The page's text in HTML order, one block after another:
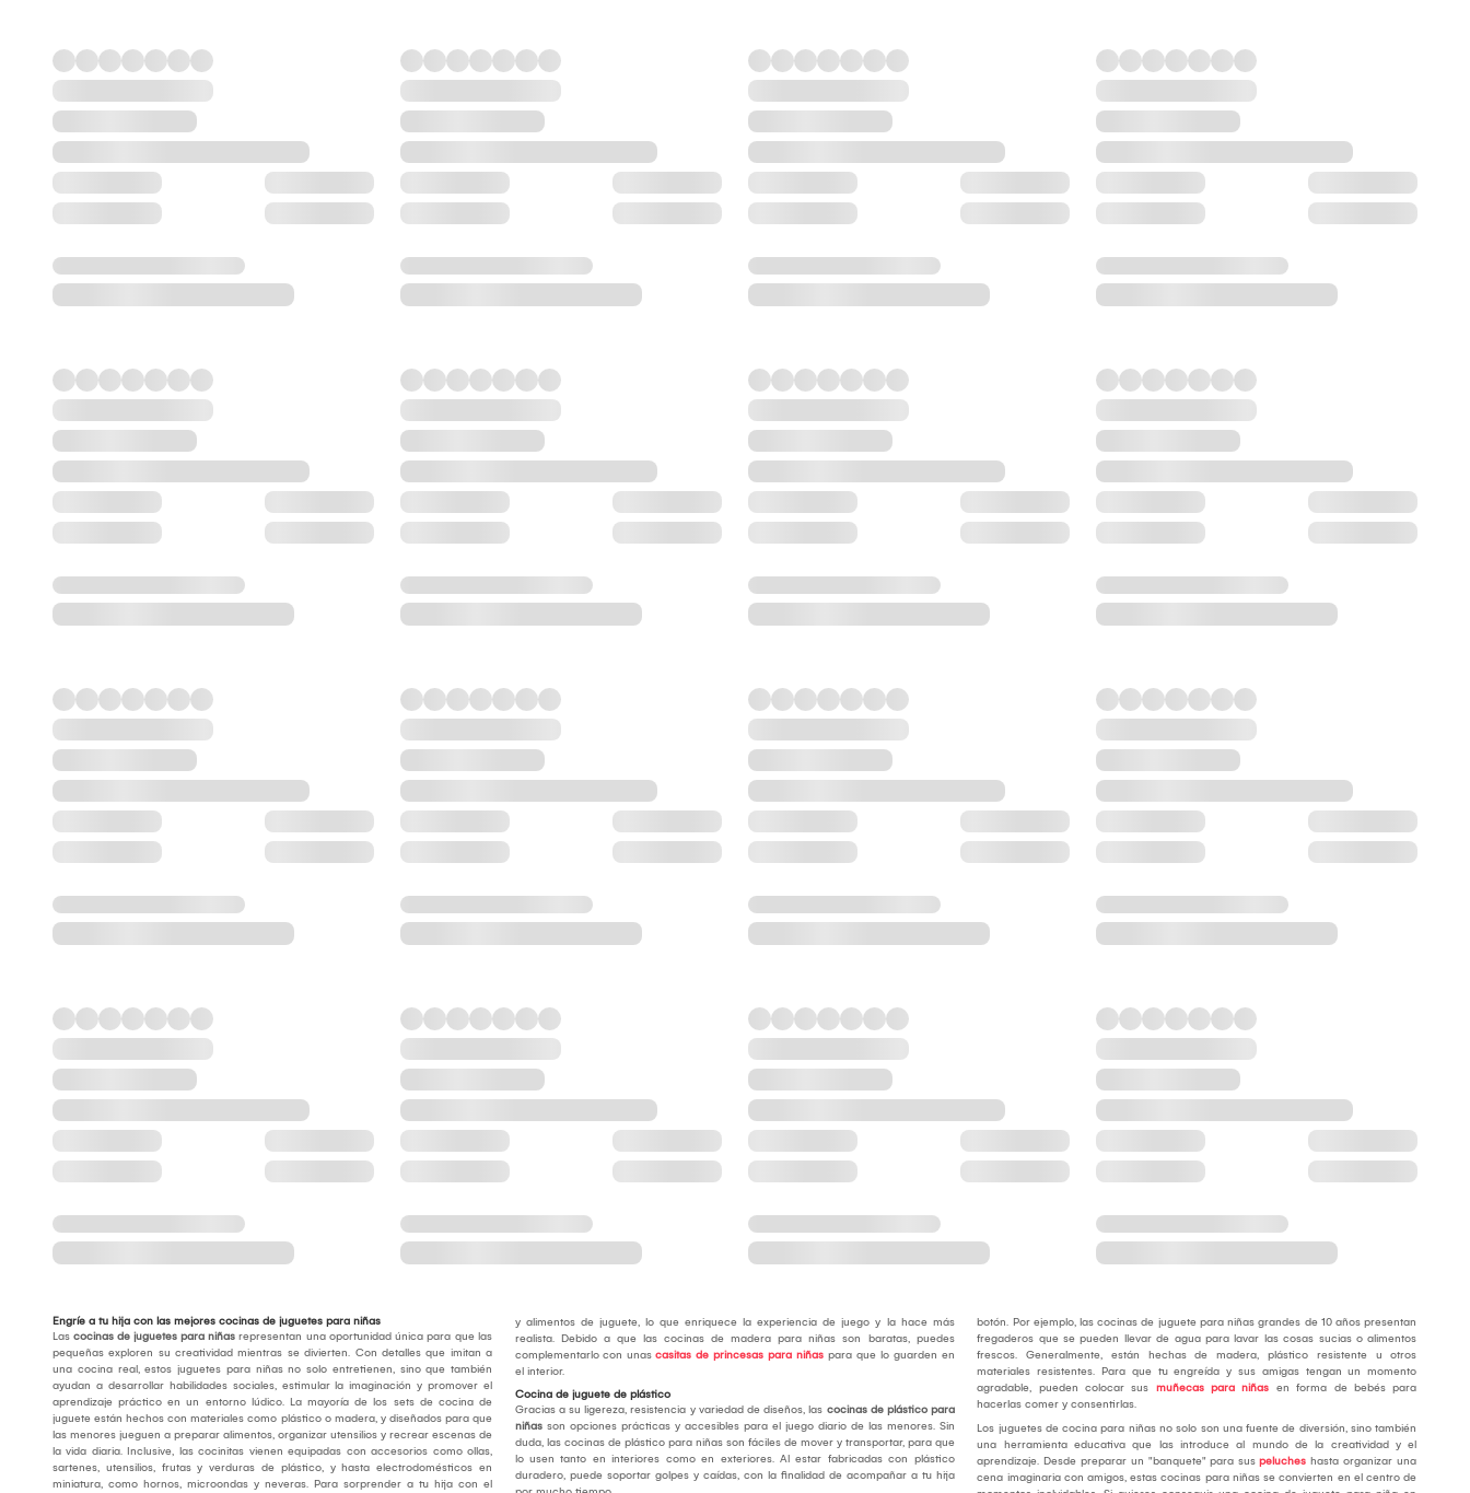
Engríe a tu hija con las mejores cocinas de juguetes para niñas
Las cocinas de juguetes para niñas representan una oportunidad única para que las
pequeñas exploren su creatividad mientras se divierten. Con detalles que imitan a
una cocina real, estos juguetes para niñas no solo entretienen, sino que también
ayudan a desarrollar habilidades sociales, estimular la imaginación y promover el
aprendizaje práctico en un entorno lúdico. La mayoría de los sets de cocina de
juguete están hechos con materiales como plástico o madera, y diseñados para que
las menores jueguen a preparar alimentos, organizar utensilios y recrear escenas de
la vida diaria. Inclusive, las cocinitas vienen equipadas con accesorios como ollas,
sartenes, utensilios, frutas y verduras de plástico, y hasta electrodomésticos en
miniatura, como hornos, microondas y neveras. Para sorprender a tu hija con el
y alimentos de juguete, lo que enriquece la experiencia de juego y la hace más
realista. Debido a que las cocinas de madera para niñas son baratas, puedes
complementarlo con unascasitas de princesas para niñaspara que lo guarden en
el interior.
Cocina de juguete de plástico
Gracias a su ligereza, resistencia y variedad de diseños, las cocinas de plástico para
niñasson opciones prácticas y accesibles para el juego diario de las menores. Sin
duda, las cocinas de plástico para niñas son fáciles de mover y transportar, para que
lo usen tanto en interiores como en exteriores. Al estar fabricadas con plástico
duradero, puede soportar golpes y caídas, con la finalidad de acompañar a tu hija
botón. Por ejemplo, las cocinas de juguete para niñas grandes de 10 años presentan
fregaderos que se pueden llevar de agua para lavar las cosas sucias o alimentos
frescos. Generalmente, están hechas de madera, plástico resistente u otros
materiales resistentes. Para que tu engreída y sus amigas tengan un momento
agradable, pueden colocar sus muñecas para niñas en forma de bebés para
hacerlas comer y consentirlas.
Los juguetes de cocina para niñas no solo son una fuente de diversión, sino también
una herramienta educativa que las introduce al mundo de la creatividad y el
aprendizaje. Desde preparar un "banquete" para sus peluches hasta organizar una
cena imaginaria con amigos, estas cocinas para niñas se convierten en el centro de